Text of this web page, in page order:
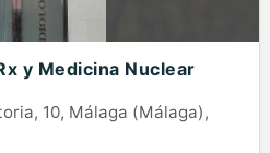
y Medicina Nuclear
10, Málaga (Málaga),